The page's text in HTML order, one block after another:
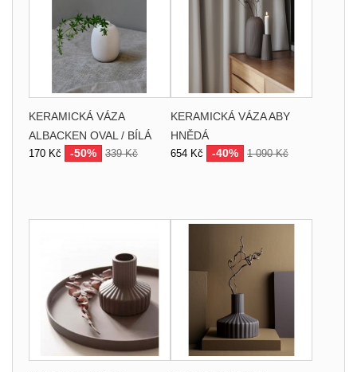
KERAMICKÁ VÁZA
ALBACKEN OVAL / BÍLÁ
170 Kč -50% 339 Kč
KERAMICKÁ VÁZA ABY
HNĚDÁ
654 Kč -40% 1 090 Kč